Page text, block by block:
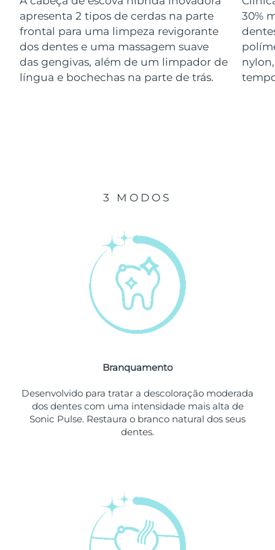
apresenta 2 tipos de cerdas na parte
frontal para uma limpeza revigorante
dos dentes e uma massagem suave
das gengivas, além de um limpador de
língua e bochechas na parte de trás.
30%
3 MODOS
Branquamento
Desenvolvido para tratar a descoloração moderada
dos dentes com uma intensidade mais alta de
Sonic Pulse. Restaura o branco natural dos seus
dentes.
Luxemburgo Entrega prevista 9/8/26
Macau, RAE da
China
Entrega prevista 11/8/26
Malásia Entrega prevista 12/8/26
Entrega prevista
Entrega prevista
Entrega prevista
Entrega prevista
Entrega prevista
Porto Rico Entrega prevista11/8/26
Entrega prevista
Arábia Saudita Entrega prevista